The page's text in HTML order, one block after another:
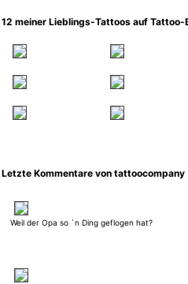
12 meiner Lieblings-Tattoos auf
Letzte Kommentare von tattoocompany
Weil der Opa so `n Ding geflogen hat?